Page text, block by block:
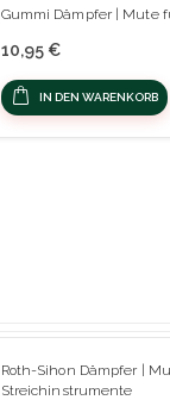
Gummi Dämpfer | Mute
10,95 €
IN DEN WARENKORB
Roth-Sihon Dämpfer |
Streichinstrumente